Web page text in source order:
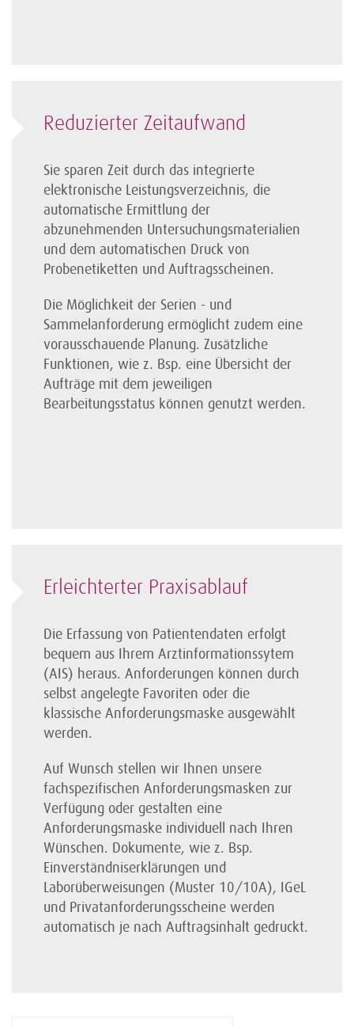
Reduzierter Zeitaufwand
Sie sparen Zeit durch das integrierte
elektronische Leistungsverzeichnis, die
automatische Ermittlung der
abzunehmenden Untersuchungsmaterialien
und dem automatischen Druck von
Probenetiketten und Auftragsscheinen.
Die Möglichkeit der Serien - und
Sammelanforderung ermöglicht zudem eine
vorausschauende Planung. Zusätzliche
Funktionen, wie z. Bsp. eine Übersicht der
Aufträge mit dem jeweiligen
Bearbeitungsstatus können genutzt werden.
Erleichterter Praxisablauf
Die Erfassung von Patientendaten erfolgt
bequem aus Ihrem Arztinformationssytem
(AIS) heraus. Anforderungen können durch
selbst angelegte Favoriten oder die
klassische Anforderungsmaske ausgewählt
werden.
Auf Wunsch stellen wir Ihnen unsere
fachspezifischen Anforderungsmasken zur
Verfügung oder gestalten eine
Anforderungsmaske individuell nach Ihren
Wünschen. Dokumente, wie z. Bsp.
Einverständniserklärungen und
Laborüberweisungen (Muster 10/10A), IGeL
und Privatanforderungsscheine werden
automatisch je nach Auftragsinhalt gedruckt.